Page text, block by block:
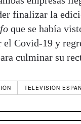
finalizar la
que se había
Covid-19 y
culminar su
TELEVISIÓN